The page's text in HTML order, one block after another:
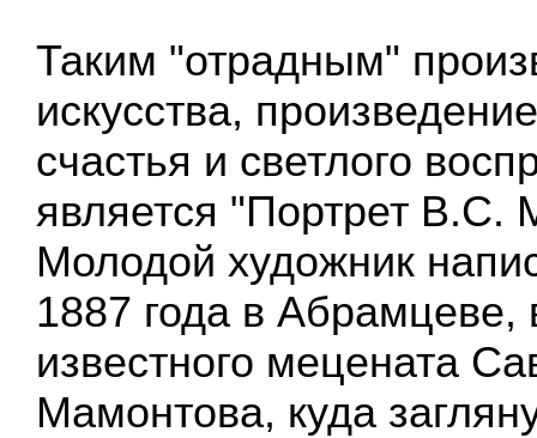
Таким "отрадным"
искусства,
счастья и светлого
является "Портрет B.C.
Молодой художник
1887 года в Абрамцеве,
известного мецената
Мамонтова, куда